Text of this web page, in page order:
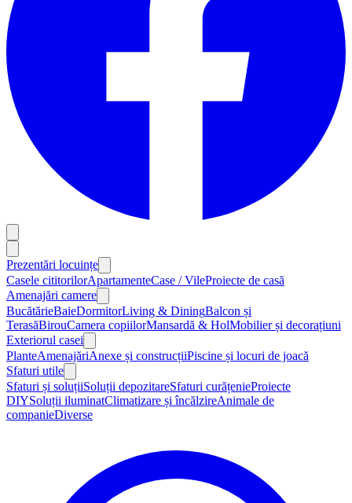
Prezentări locuințe
Casele cititorilorApartamenteCase / VileProiecte de casă
Amenajări camere
BucătărieBaieDormitorLiving & DiningBalcon și
TerasăBirouCamera copiilorMansardă & HolMobilier și decorațiuni
Exteriorul casei
PlanteAmenajăriAnexe și construcțiiPiscine și locuri de joacă
Sfaturi utile
Sfaturi și soluțiiSoluții depozitareSfaturi curățenieProiecte
DIYSoluții iluminatClimatizare și încălzireAnimale de
companieDiverse